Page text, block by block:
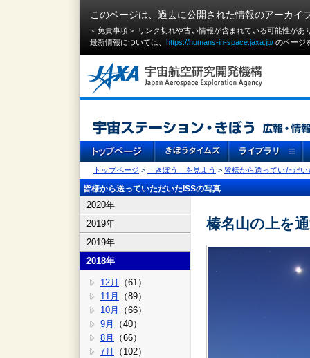
このページは、過去に公開された情報のアーカイ
＜免責事項＞ リンク切れや古い情報が含まれている可能性が
最新情報については、 https://humans-in-space.jaxa.jp/ のページ
トップページ > 「きぼう」を見よう > 皆様から送っていただい
皆様から送っていただいたISSの写真
2020年
2019年
2019年
2018年
12月
（61）
11月
（89）
10月
（66）
9月
（40）
8月
（66）
7月
（102）
榛名山の上を